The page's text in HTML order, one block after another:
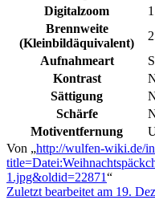
Digitalzoom
1
Brennweite
(Kleinbildäquivalent)
Aufnahmeart
Kontrast
Sättigung
Schärfe
Motiventfernung
Von „http://wulfen-wiki.de/
1.jpg&oldid=22871“
Zuletzt bearbeitet am 19.